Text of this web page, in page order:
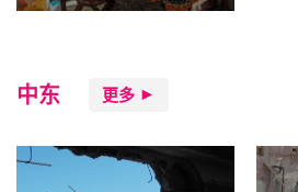
中东 更多